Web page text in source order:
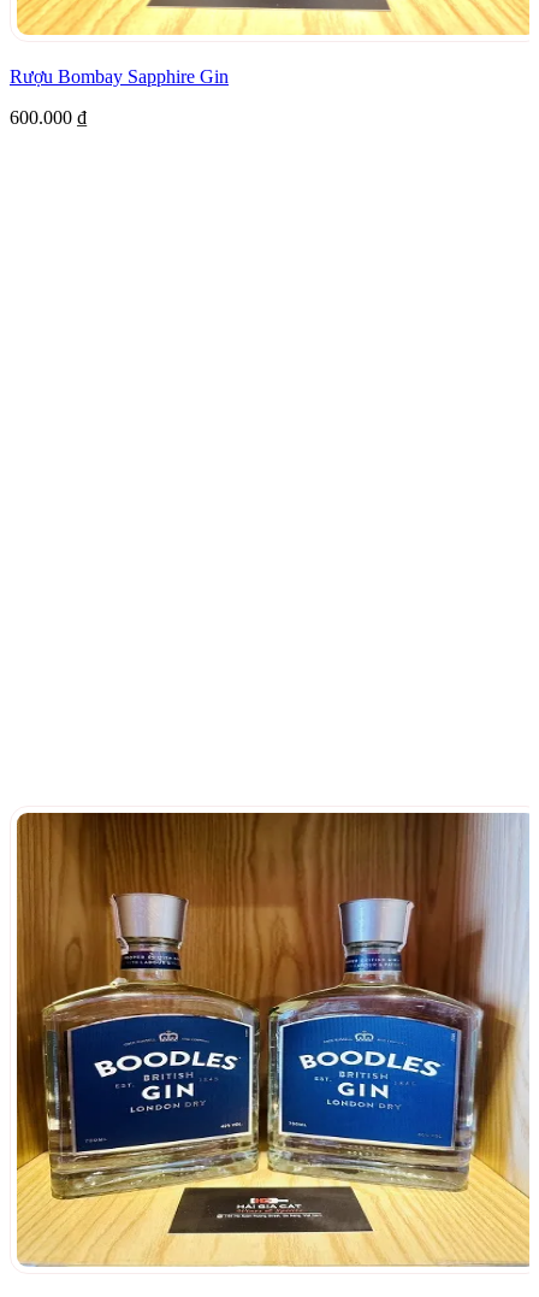
Rượu Bombay Sapphire Gin
600.000 ₫